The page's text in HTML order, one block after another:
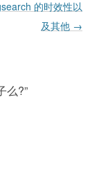
的时效性以
及其他 →
么?”